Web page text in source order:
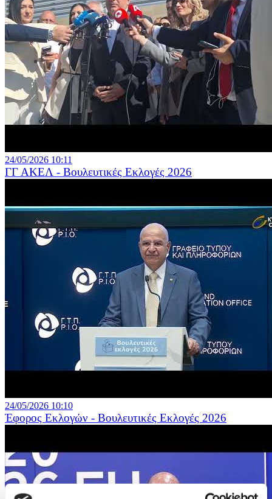
24/05/2026 10:11
ΓΓ ΑΚΕΛ - Βουλευτικές Εκλογές 2026
24/05/2026 10:10
Έφορος Εκλογών - Βουλευτικές Εκλογές 2026